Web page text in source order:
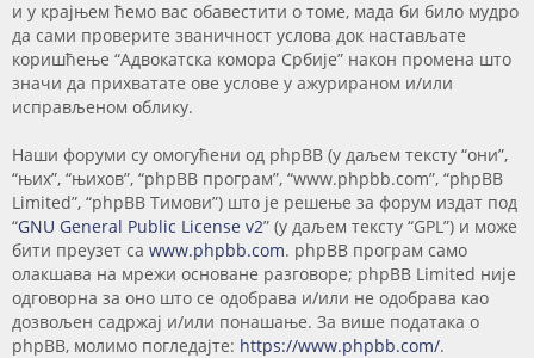
и у крајњем ћемо вас обавестити о томе, мада би било мудро
да сами проверите званичност услова док настављате
коришћење “Адвокатска комора Србије” након промена што
значи да прихватате ове услове у ажурираном и/или
исправљеном облику.
Наши форуми су омогућени од phpBB (у даљем тексту “они”,
“њих”, “њихов”, “phpBB програм”, “www.phpbb.com”, “phpBB
Limited”, “phpBB Тимови”) што је решење за форум издат под
“GNU General Public License v2” (у даљем тексту “GPL”) и може
бити преузет са www.phpbb.com. phpBB програм само
олакшава на мрежи основане разговоре; phpBB Limited није
одговорна за оно што се одобрава и/или не одобрава као
дозвољен садржај и/или понашање. За више података о
phpBB, молимо погледајте: https://www.phpbb.com/.